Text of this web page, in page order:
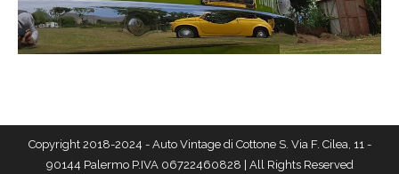
Copyright 2018-2024 - Auto Vintage di Cottone S. Via F. Cilea, 11 -
90144 Palermo P.IVA 06722460828 | All Rights Reserved